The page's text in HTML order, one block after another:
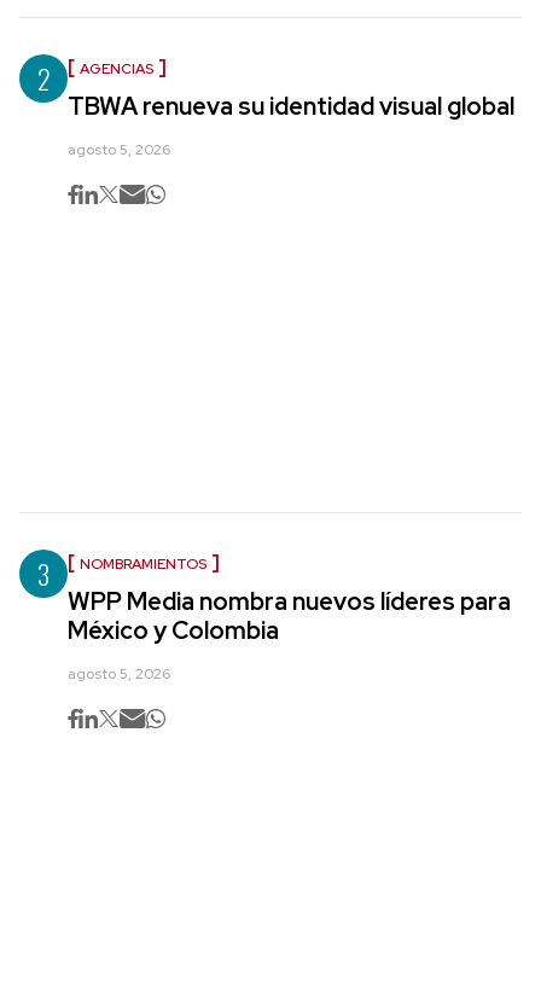
2 AGENCIAS
TBWA renueva su identidad visual global
agosto 5, 2026
3 NOMBRAMIENTOS
WPP Media nombra nuevos líderes para
México y Colombia
agosto 5, 2026